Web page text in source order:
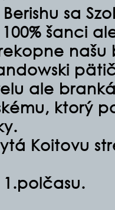
sa
šanci
našu
ale
ktorý
Koitovu